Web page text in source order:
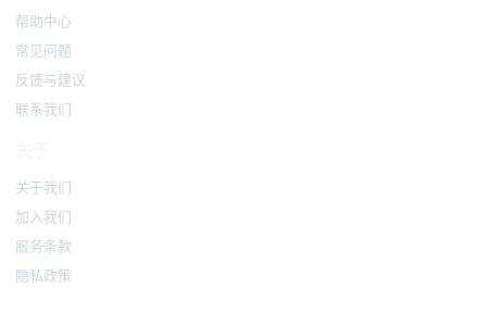
帮助中心
常见问题
反馈与建议
联系我们
关于我们
加入我们
服务条款
隐私政策